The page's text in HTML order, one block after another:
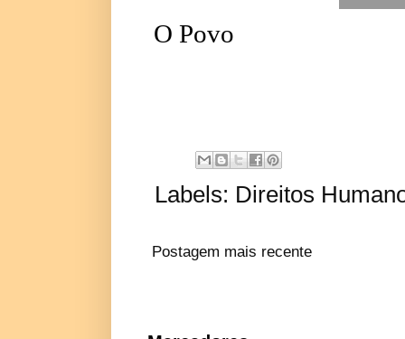
O Povo
Labels: Direitos
Postagem mais recente